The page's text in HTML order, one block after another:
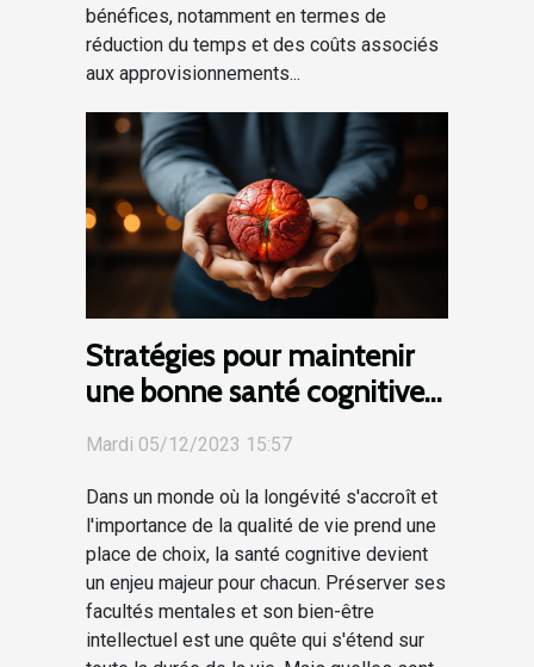
bénéfices, notamment en termes de
réduction du temps et des coûts associés
aux approvisionnements...
Stratégies pour maintenir
une bonne santé cognitive
tout au long de la vie
Mardi 05/12/2023 15:57
Dans un monde où la longévité s'accroît et
l'importance de la qualité de vie prend une
place de choix, la santé cognitive devient
un enjeu majeur pour chacun. Préserver ses
facultés mentales et son bien-être
intellectuel est une quête qui s'étend sur